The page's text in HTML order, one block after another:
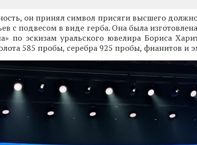
он принял символ присяги высшего
с подвесом в виде герба. Она была
по эскизам уральского ювелира Бориса
585 пробы, серебра 925 пробы, фианитов и